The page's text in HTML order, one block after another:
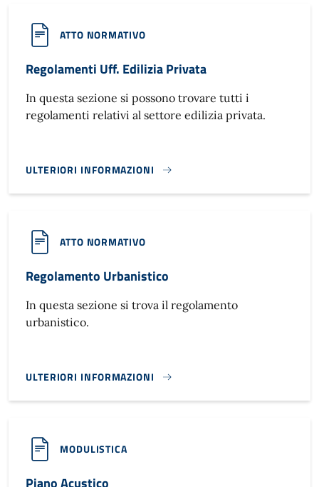
ATTO NORMATIVO
Regolamenti Uff. Edilizia Privata
In questa sezione si possono trovare tutti i
regolamenti relativi al settore edilizia privata.
ULTERIORI INFORMAZIONI
REGOLAMENTI UFF. EDILIZIA PRIVATA}
ATTO NORMATIVO
Regolamento Urbanistico
In questa sezione si trova il regolamento
urbanistico.
ULTERIORI INFORMAZIONI
REGOLAMENTO URBANISTICO}
MODULISTICA
Piano Acustico